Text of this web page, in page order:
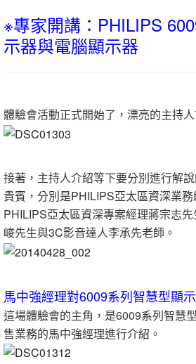
※專家開講：PHILIPS
示器與電腦顯示器
體驗會活動正式開始了，漂亮的主持
接著，主持人介紹等下要分別進行解
貴賓，分別是PHILIPS亞太區資深業務
PHILIPS亞太區資深專案經理蔣宗志
峻先生與3C影音達人李承先老師。
馬中強經理對6009系列智慧型顯
這場體驗會的主角，是6009系列智慧
售業務的馬中強經理進行介紹。